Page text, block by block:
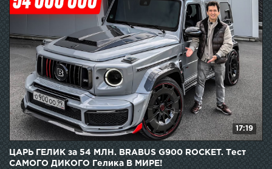
17:19
ЦАРЬ ГЕЛИК за 54 МЛН. BRABUS G900 ROCKET. Тест
САМОГО ДИКОГО Гелика В МИРЕ!